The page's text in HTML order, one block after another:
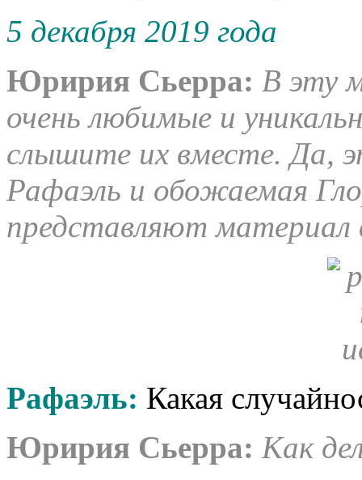
5 декабря 2019 года
Юририя Сьерра: В эту
очень любимые и
слышите их вместе. Да,
Рафаэль и обожаемая
представляют
Рафаэль: Какая
Юририя Сьерра: Как